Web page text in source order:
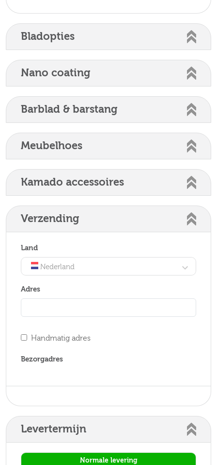
Bladopties
Nano coating
Barblad & barstang
Meubelhoes
Kamado accessoires
Verzending
Land
Nederland
Adres
Handmatig adres
Bezorgadres
Levertermijn
Normale levering